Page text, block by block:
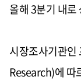
올해3분기 내로
시장조사기관인
Research)에 따